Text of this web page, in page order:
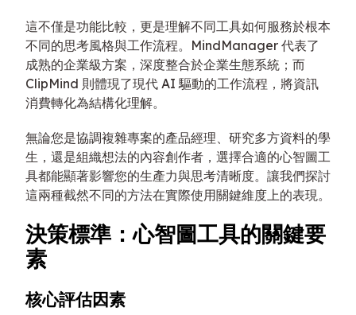
這不僅是功能比較，更是理解不同工具如何服務於根本
不同的思考風格與工作流程。MindManager 代表了
成熟的企業級方案，深度整合於企業生態系統；而
ClipMind 則體現了現代 AI 驅動的工作流程，將資訊
消費轉化為結構化理解。
無論您是協調複雜專案的產品經理、研究多方資料的學
生，還是組織想法的內容創作者，選擇合適的心智圖工
具都能顯著影響您的生產力與思考清晰度。讓我們探討
這兩種截然不同的方法在實際使用關鍵維度上的表現。
決策標準：心智圖工具的關鍵要
素
核心評估因素